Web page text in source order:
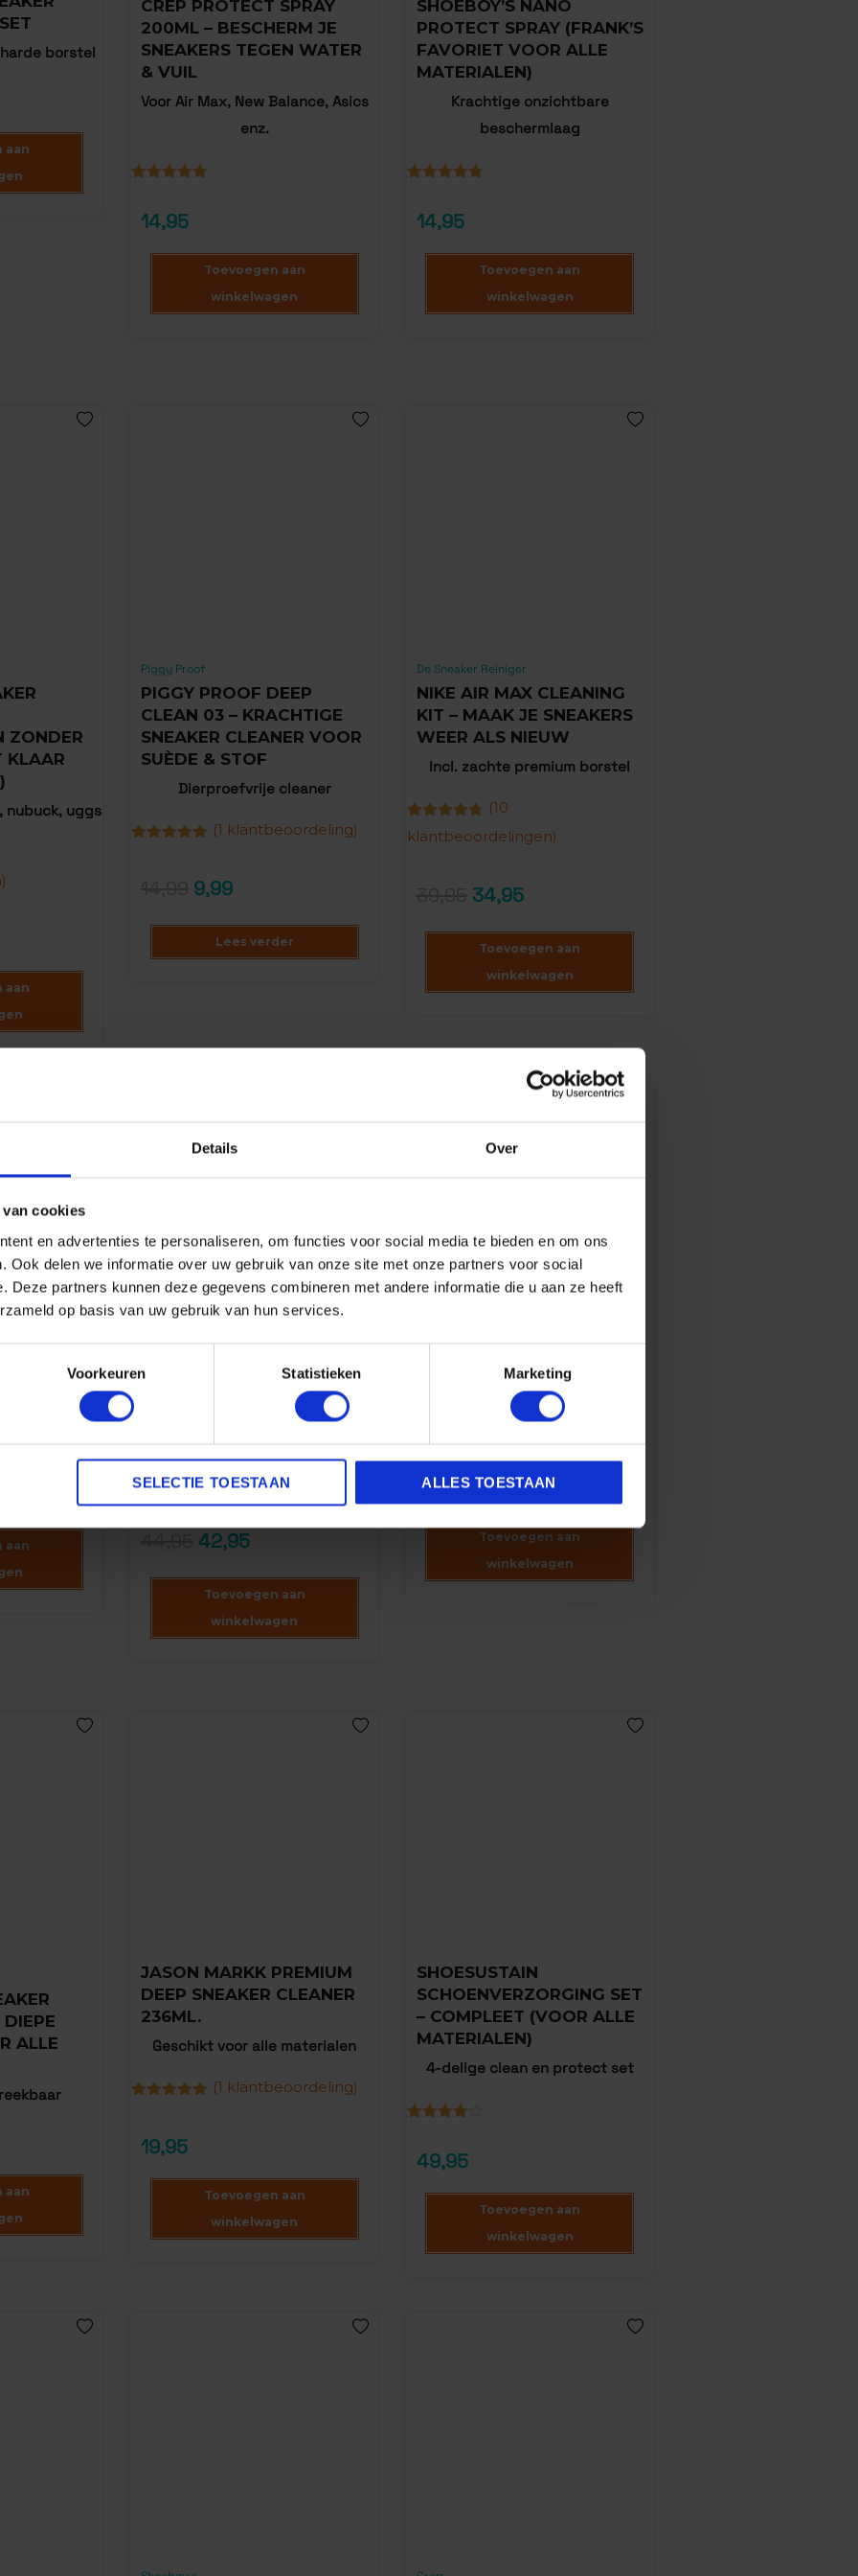
Details Over
van cookies
en advertenties te personaliseren, om functies voor social media te bieden en om ons
Ook delen we informatie over uw gebruik van onze site met onze partners voor social
Deze partners kunnen deze gegevens combineren met andere informatie die u aan ze heeft
op basis van uw gebruik van hun services.
Voorkeuren Statistieken Marketing
SELECTIE TOESTAAN ALLES TOESTAAN
borstel
aan
CREP PROTECT SPRAY
200ML – BESCHERM JE
SNEAKERS TEGEN WATER
& VUIL
Voor Air Max, New Balance, Asics
enz.
gebaseerd
14,95
Toevoegen aan
winkelwagen
SHOEBOY’S NANO
PROTECT SPRAY (FRANK’S
FAVORIET VOOR ALLE
MATERIALEN)
Krachtige onzichtbare
beschermlaag
gebaseerd
14,95
Toevoegen aan
winkelwagen
ZONDER
KLAAR
nubuck, uggs
aan
Piggy Proof
PIGGY PROOF DEEP
CLEAN 03 – KRACHTIGE
SNEAKER CLEANER VOOR
SUÈDE & STOF
Dierproefvrije cleaner
gebaseerd
(1 klantbeoordeling)
9,99
Lees verder
De Sneaker Reiniger
NIKE AIR MAX CLEANING
KIT – MAAK JE SNEAKERS
WEER ALS NIEUW
Incl. zachte premium borstel
Gewaardeerd
4.70 op 5
10
klantbeoordelingen
(10
klantbeoordelingen)
34,95
Toevoegen aan
winkelwagen
(VOOR
genoeg
aan
Crep
CREP PROTECT ULTIMATE
Ultimate Crep Pack voor
Sneakerfreaks
42,95
Toevoegen aan
winkelwagen
Angelus
ANGELUS EASY CLEANER
SCHOENREINIGER 236ML
Voor alle materialen
9,95
Toevoegen aan
winkelwagen
ALLE
aan
JASON MARKK PREMIUM
DEEP SNEAKER CLEANER
236ML.
Geschikt voor alle materialen
gebaseerd
op
(1 klantbeoordeling)
19,95
Toevoegen aan
winkelwagen
SHOESUSTAIN
SCHOENVERZORGING SET
– COMPLEET (VOOR ALLE
MATERIALEN)
4-delige clean en protect set
gebaseerd
klantbeoordeling
49,95
Toevoegen aan
winkelwagen